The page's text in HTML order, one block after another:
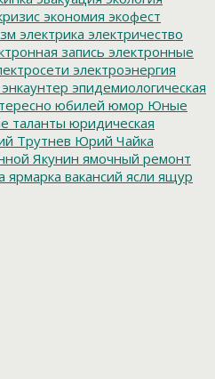
экономия экофест
электрика электричество
запись электронные
электроэнергия
энкаунтер эпидемиологическая
юбилей юмор Юные
таланты юридическая
Трутнев Юрий Чайка
Якунин ямочный ремонт
ярмарка вакансий ясли ящур